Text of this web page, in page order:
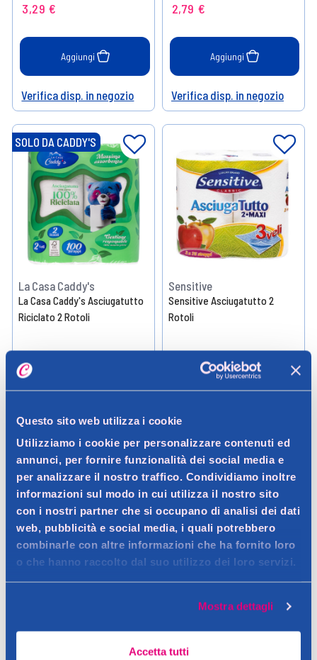
Questo sito web utilizza i cookie
Utilizziamo i cookie per personalizzare contenuti ed
annunci, per fornire funzionalità dei social media e
per analizzare il nostro traffico. Condividiamo inoltre
informazioni sul modo in cui utilizza il nostro sito
con i nostri partner che si occupano di analisi dei dati
web, pubblicità e social media, i quali potrebbero
combinarle con altre informazioni che ha fornito loro
o che hanno raccolto dal suo utilizzo dei loro servizi.
Mostra dettagli
Accetta tutti
3,29 €
Aggiungi
Help
Verifica disp. in negozio
2,79 €
Aggiungi
Help
Verifica disp. in negozio
SOLO DA CADDY'S
La Casa Caddy's
La Casa Caddy's Asciugatutto
Riciclato 2 Rotoli
Help
Verifica disp. in negozio
Sensitive
Sensitive Asciugatutto 2
Rotoli
3,69 €
Help
Verifica disp. in negozio
Nicky
Nicky Nature Asciugatutto 2
Fiocco
Fiocco Asciugatutto 2 Veli 100